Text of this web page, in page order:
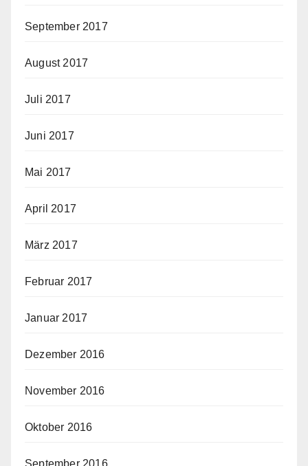
September 2017
August 2017
Juli 2017
Juni 2017
Mai 2017
April 2017
März 2017
Februar 2017
Januar 2017
Dezember 2016
November 2016
Oktober 2016